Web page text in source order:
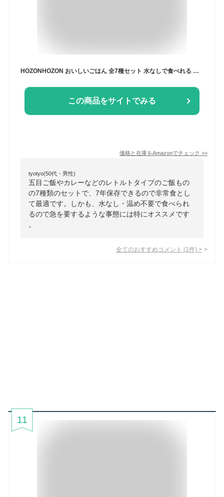
HOZONHOZON おいしいごはん 全7種セット 水なしで食べれる 非常食 水不要 7年保存 ご飯
この商品をサイトでみる
価格と在庫をAmazonでチェック >>
tyotyo(50代・男性)
五目ご飯やカレーなどのレトルトタイプのご飯もの
の7種類のセットで、7年保存できるので非常食とし
て最適です。しかも、水なし・温め不要で食べられ
るので急を要するような事態には特にオススメです
。
全てのおすすめコメント (1 件) >
11